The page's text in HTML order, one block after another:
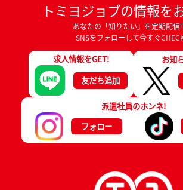
トミヨジョブの情報を
あなたの「知りたい」を定期配信
SNSをフォローして今すぐ
求人情報をGET!
友だち追加
お知
派遣社員のホンネ!
フォロー